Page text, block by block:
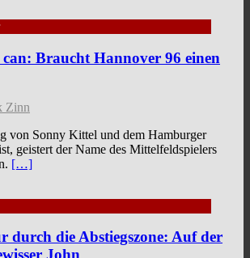
Braucht Hannover 96 einen
Zinn
von Sonny Kittel und dem Hamburger
geistert der Name des Mittelfeldspielers
[…]
durch die Abstiegszone: Auf der
John